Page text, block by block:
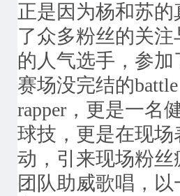
正是因为杨和苏
了众多粉丝的关
的人气选手，参
赛场没完结的
rapper，更是一名
球技，更是在现
动，引来现场粉
团队助威歌唱，